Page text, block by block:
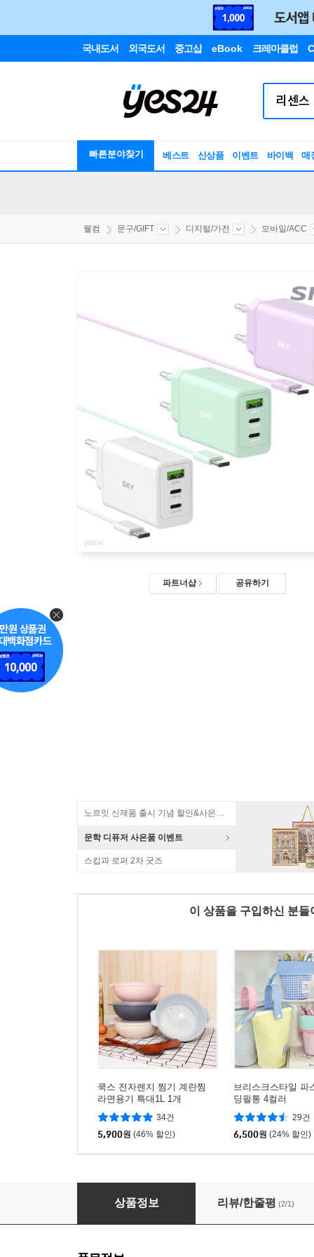
국내도서 외국도서 중고샵 eBook 크레마클럽
빠른분야찾기 베스트 신상품 이벤트 바이백 매
웰컴 문구/GIFT 디지털/가전 모바일/ACC
파트너샵 공유하기
노르잇 신제품 출시 기념 할인&사은품 증정!
문학 디퓨저 사은품 이벤트
스킵과 로퍼 2차 굿즈
이 상품을 구입하신 분
쿡스 전자렌지 찜기 계란찜
라면용기 특대1L 1개
34건
5,900원 (46% 할인)
브리스크스타일 파
딩필통 4컬러
29건
6,500원 (24% 할인)
스카이 필 GaN 65W 미니 멀티 초고속 충전기
상품정보 리뷰/한줄평 (2/1)